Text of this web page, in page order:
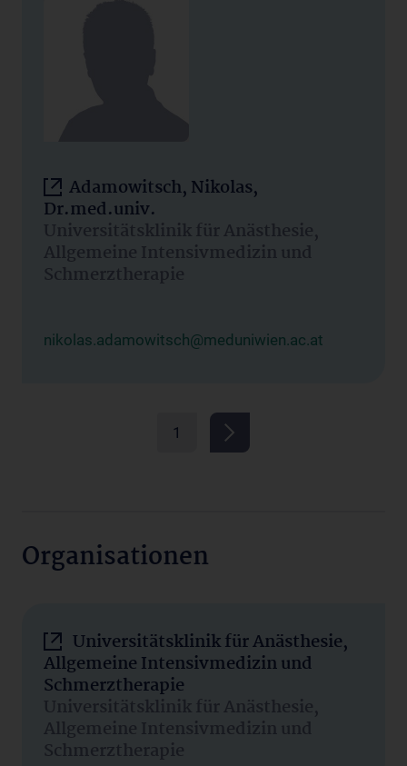
Adamowitsch, Nikolas,
Dr.med.univ.
Universitätsklinik für Anästhesie,
Allgemeine Intensivmedizin und
Schmerztherapie
nikolas.adamowitsch@meduniwien.ac.at
1
Organisationen
Universitätsklinik für Anästhesie,
Allgemeine Intensivmedizin und
Schmerztherapie
Universitätsklinik für Anästhesie,
Allgemeine Intensivmedizin und
Schmerztherapie